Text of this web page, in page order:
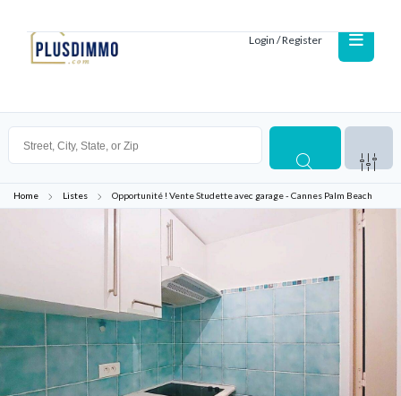
Login / Register
Home Listes Opportunité ! Vente Studette avec garage - Cannes Palm Beach